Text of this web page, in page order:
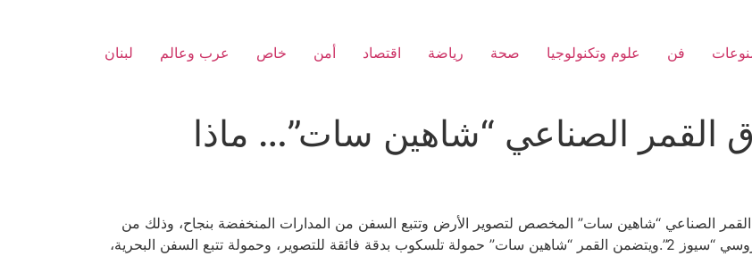
فن علوم وتكنولوجيا صحة رياضة اقتصاد أمن خاص عرب وعالم لبنان
القمر الصناعي “شاهين سات”… ماذا
القمر الصناعي “شاهين سات” المخصص لتصوير الأرض وتتبع السفن من المدارات المنخفضة بنجاح، وذلك من
قاعدة بايكونور في جمهورية كازاخستان على متن الصاروخ الروسي “سيوز 2”.ويتضمن القمر “شاهين سات” حمولة تلسكوب بدقة فائقة للتصوير، وحمولة تتبع السفن البحرية،